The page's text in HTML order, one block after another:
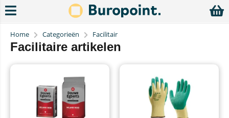
Home Categorieën Facilitair
Facilitaire artikelen